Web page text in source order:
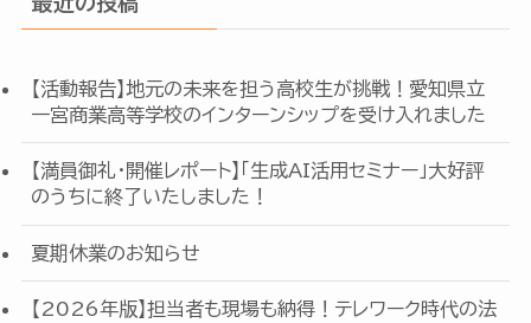
【活動報告】地元の未来を担う高校生が挑戦！愛知県立
一宮商業高等学校のインターンシップを受け入れました
【満員御礼・開催レポート】「生成AI活用セミナー」大好評
のうちに終了いたしました！
夏期休業のお知らせ
【2026年版】担当者も現場も納得！テレワーク時代の法